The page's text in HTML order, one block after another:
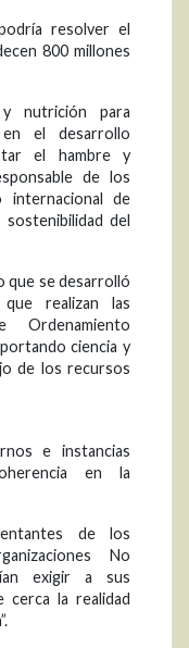
resolver el
800 millones
nutrición para
el desarrollo
el hambre y
de los
internacional de
del
que se desarrolló
realizan las
Ordenamiento
ciencia y
de los recursos
e instancias
en la
de los
No
exigir a sus
cerca la realidad